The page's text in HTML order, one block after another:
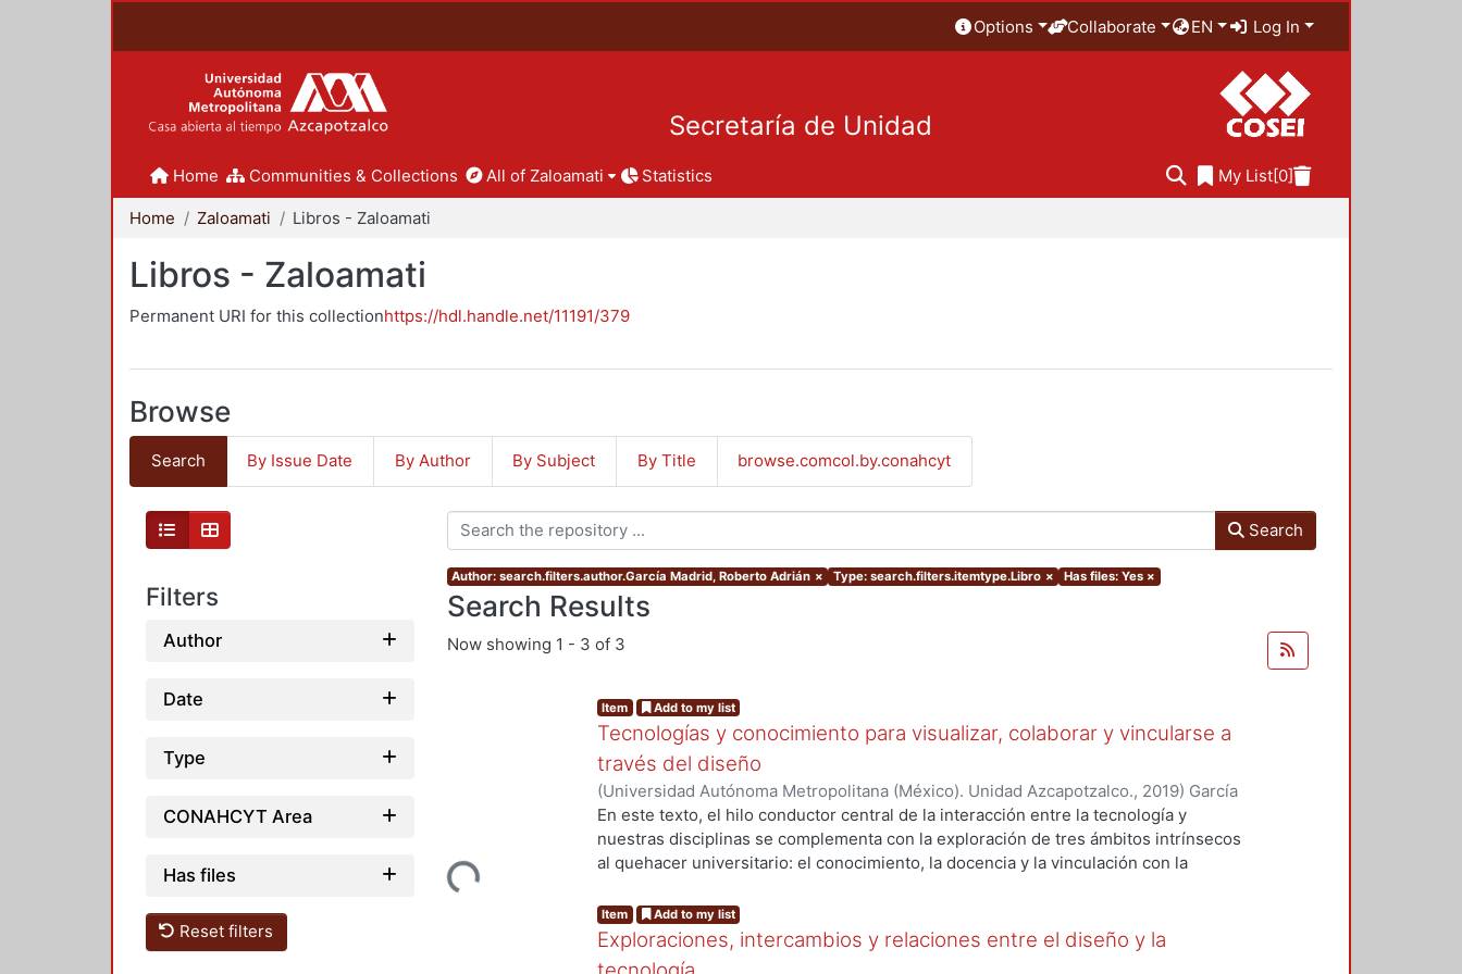
Options Collaborate EN Log In
Secretaría de Unidad
Home Communities & Collections All of Zaloamati Statistics My List[0]
Home Zaloamati Libros - Zaloamati
Libros - Zaloamati
Permanent URI for this collectionhttps://hdl.handle.net/11191/379
Browse
Search By Issue Date By Author By Subject By Title browse.comcol.by.conahcyt
Filters
Author
Date
Type
CONAHCYT Area
Has files
Reset filters
Search
Author: search.filters.author.García Madrid, Roberto Adrián × Type: search.filters.itemtype.Libro × Has files: Yes ×
Search Results
Now showing 1 - 3 of 3
Loading...
Item Add to my list
Tecnologías y conocimiento para visualizar, colaborar y vincularse a
través del diseño
(Universidad Autónoma Metropolitana (México). Unidad Azcapotzalco., 2019) García
Madrid, Roberto Adrián;Sainz, Itzel;Zizumbo Alamilla, Alda Maria
En este texto, el hilo conductor central de la interacción entre la tecnología y
nuestras disciplinas se complementa con la exploración de tres ámbitos intrínsecos
al quehacer universitario: el conocimiento, la docencia y la vinculación con la
“Visualización en el TED”, donde comparte un análisis sobre tres conferencias
alojadas en ese popular canal de divulgación sobre temas de tecnología,
entretenimiento y diseño. El tiempo restringido de las charlas propicia que algunos
Item Add to my list
Exploraciones, intercambios y relaciones entre el diseño y la